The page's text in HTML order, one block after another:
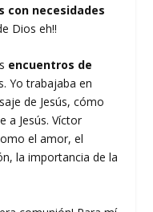
con necesidades
Dios eh!!
encuentros de
Yo trabajaba en
de Jesús, cómo
a Jesús. Víctor
el amor, el
la importancia de la